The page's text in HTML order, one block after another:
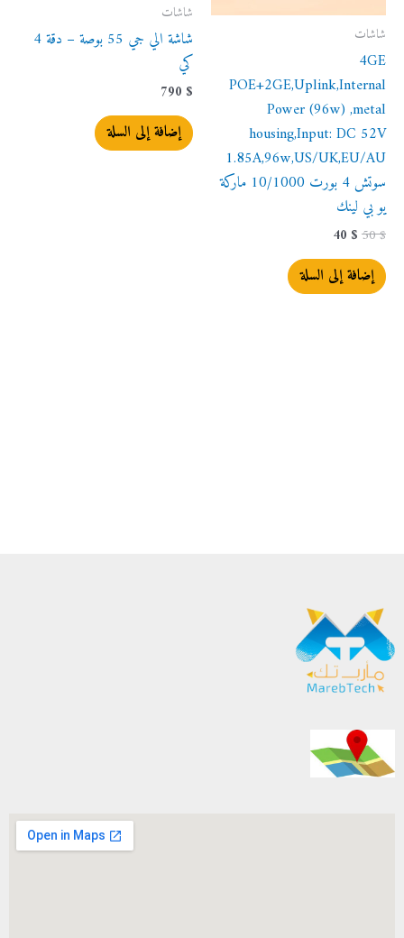
شاشات
4GE
POE+2GE,Uplink,Internal
Power (96w) ,metal
housing,Input: DC 52V
1.85A,96w,US/UK,EU/AU
سوتش 4 بورت 10/1000 ماركة
يو بي لينك
50$
40 $
إضافة إلى السلة
شاشات
شاشة الي جي 55 بوصة – دقة 4
كي
790 $
إضافة إلى السلة